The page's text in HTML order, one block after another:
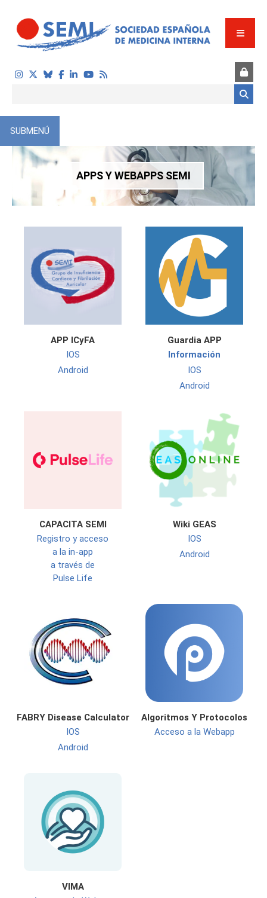
APPS Y WEBAPPS SEMI
SUBMENÚ
APP ICyFA
IOS
Android
Guardia APP
Información
IOS
Android
CAPACITA SEMI
Registro y acceso
a la in-app
a través de
Pulse Life
Wiki GEAS
IOS
Android
FABRY Disease Calculator
IOS
Android
Algoritmos Y Protocolos
Acceso a la Webapp
VIMA